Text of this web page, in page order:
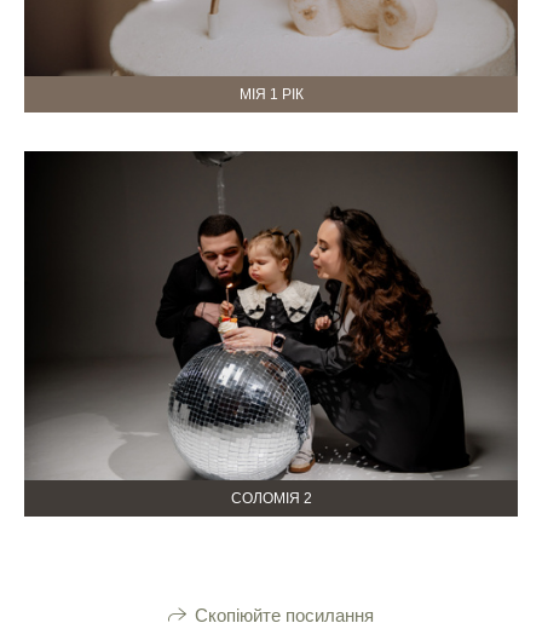
МІЯ 1 РІК
СОЛОМІЯ 2
Скопіюйте посилання